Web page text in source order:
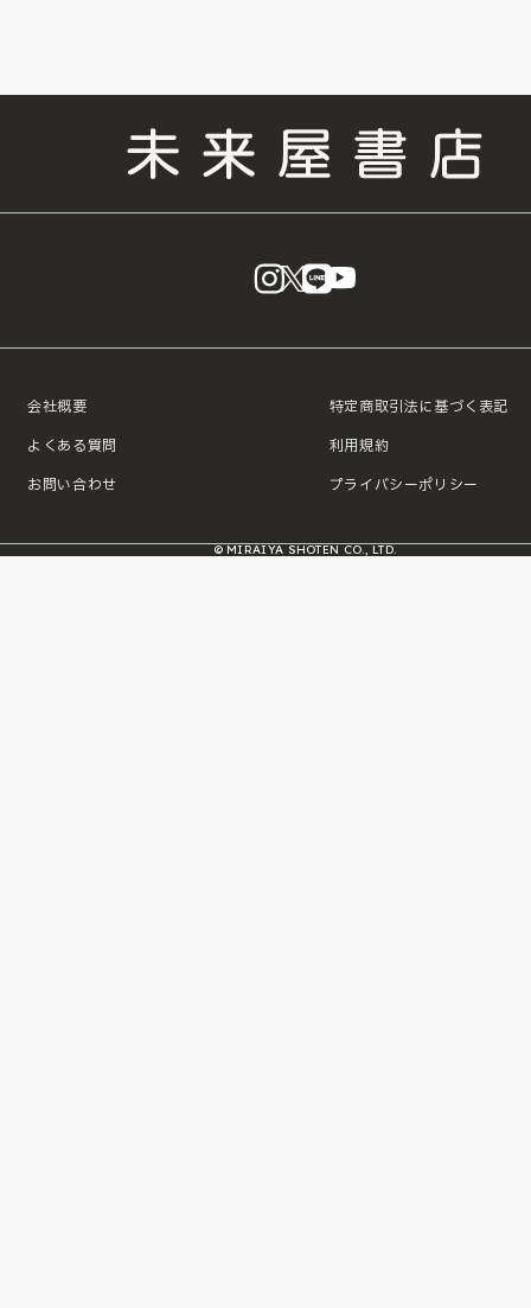
instagram
X LINE
会社概要
よくある質問
お問い合わせ
特定商取引法に基づく表記
利用規約
プライバシーポリシー
© MIRAIYA SHOTEN CO., LTD.